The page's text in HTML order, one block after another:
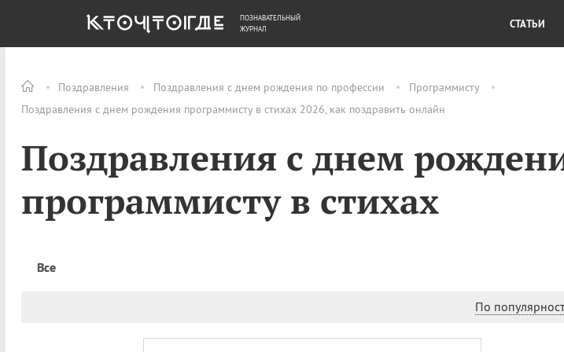
Поздравления Поздравления с днем рождения по профессии
Программисту
Поздравления с днем рождения программисту в стихах 2026, как поздравить онлайн
Поздравления с днем
программисту в стихах
Все
По
ОБЩЕСТВО ДЕНЬГИ
ПОЗНАВАТЕЛЬНЫЙ
ЖУРНАЛ
СТАТЬИ